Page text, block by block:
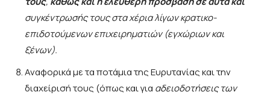
συγκέντρωσής τους στα χέρια λίγων κρατικο-
επιδοτούμενων επιχειρηματιών (εγχώριων και
ξένων).
Αναφορικά με τα ποτάμια της Ευρυτανίας και την
διαχείρισή τους (όπως και για αδειοδοτήσεις των